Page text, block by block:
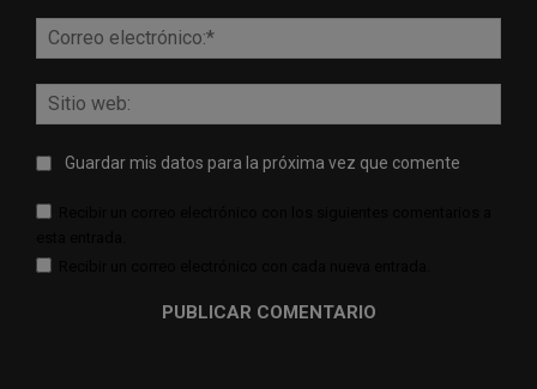
Guardar mis datos para la próxima vez que comente